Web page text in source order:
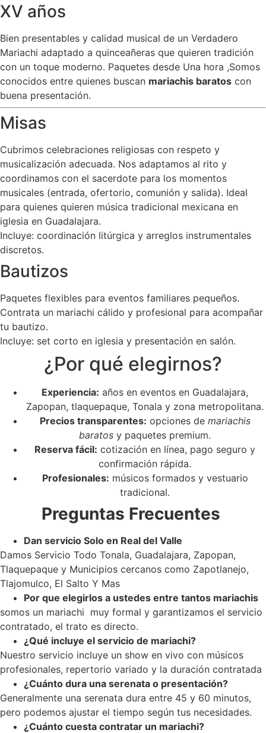
XV años
Bien presentables y calidad musical de un Verdadero
Mariachi adaptado a quinceañeras que quieren tradición
con un toque moderno. Paquetes desde Una hora ,Somos
conocidos entre quienes buscan mariachis baratos con
buena presentación.
Misas
Cubrimos celebraciones religiosas con respeto y
musicalización adecuada. Nos adaptamos al rito y
coordinamos con el sacerdote para los momentos
musicales (entrada, ofertorio, comunión y salida). Ideal
para quienes quieren música tradicional mexicana en
iglesia en Guadalajara.
Incluye: coordinación litúrgica y arreglos instrumentales
discretos.
Bautizos
Paquetes flexibles para eventos familiares pequeños.
Contrata un mariachi cálido y profesional para acompañar
tu bautizo.
Incluye: set corto en iglesia y presentación en salón.
¿Por qué elegirnos?
Experiencia: años en eventos en Guadalajara,
Zapopan, tlaquepaque, Tonala y zona metropolitana.
Precios transparentes: opciones de mariachis
baratos y paquetes premium.
Reserva fácil: cotización en línea, pago seguro y
confirmación rápida.
Profesionales: músicos formados y vestuario
tradicional.
Preguntas Frecuentes
Dan servicio Solo en Real del Valle
Damos Servicio Todo Tonala, Guadalajara, Zapopan,
Tlaquepaque y Municipios cercanos como Zapotlanejo,
Tlajomulco, El Salto Y Mas
Por que elegirlos a ustedes entre tantos mariachis
somos un mariachi muy formal y garantizamos el servicio
contratado, el trato es directo.
¿Qué incluye el servicio de mariachi?
Nuestro servicio incluye un show en vivo con músicos
profesionales, repertorio variado y la duración contratada
¿Cuánto dura una serenata o presentación?
Generalmente una serenata dura entre 45 y 60 minutos,
pero podemos ajustar el tiempo según tus necesidades.
¿Cuánto cuesta contratar un mariachi?